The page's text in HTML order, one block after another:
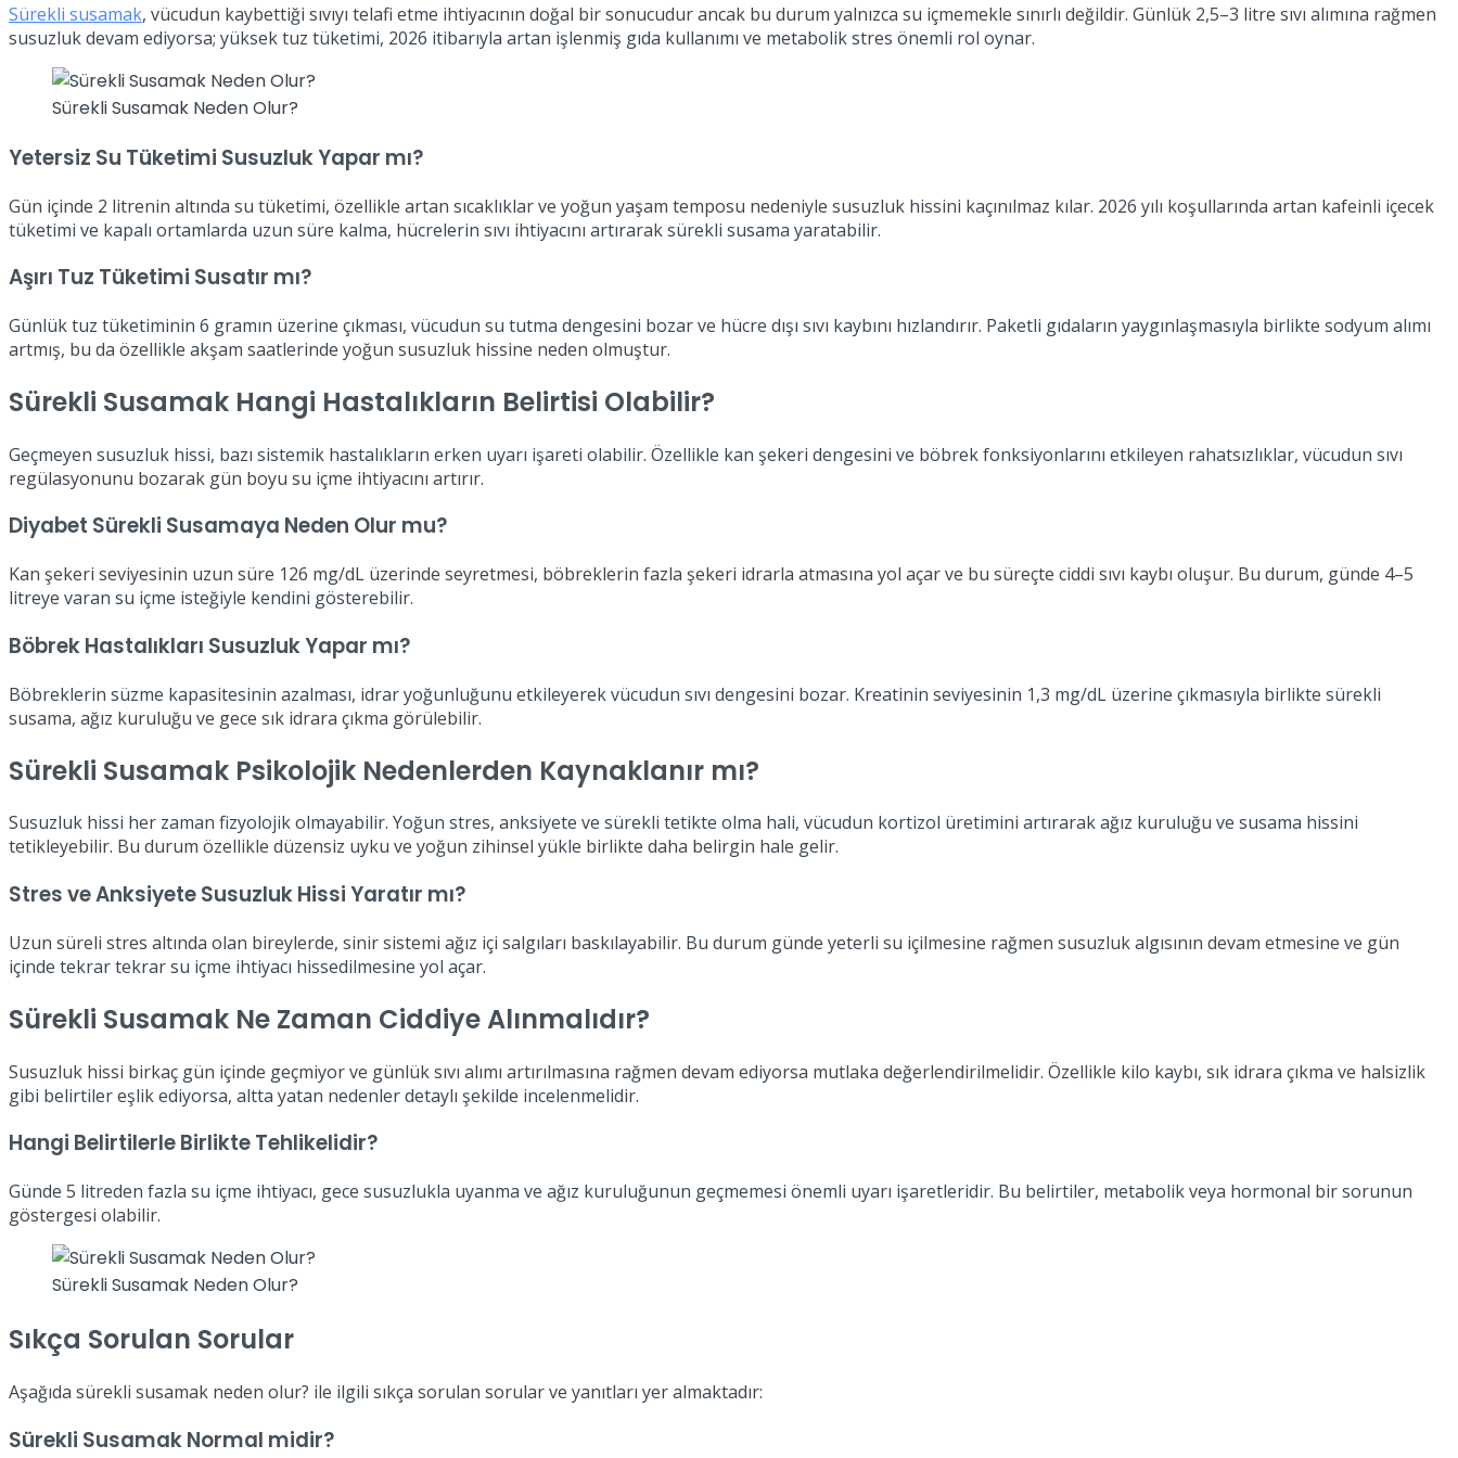
Sürekli susamak, vücudun kaybettiği sıvıyı telafi etme ihtiyacının doğal bir sonucudur ancak bu durum yalnızca su içmemekle sınırlı değildir. Günlük 2,5–3 litre sıvı alımına rağmen
susuzluk devam ediyorsa; yüksek tuz tüketimi, 2026 itibarıyla artan işlenmiş gıda kullanımı ve metabolik stres önemli rol oynar.
Sürekli Susamak Neden Olur?
Yetersiz Su Tüketimi Susuzluk Yapar mı?
Gün içinde 2 litrenin altında su tüketimi, özellikle artan sıcaklıklar ve yoğun yaşam temposu nedeniyle susuzluk hissini kaçınılmaz kılar. 2026 yılı koşullarında artan kafeinli içecek
tüketimi ve kapalı ortamlarda uzun süre kalma, hücrelerin sıvı ihtiyacını artırarak sürekli susama yaratabilir.
Aşırı Tuz Tüketimi Susatır mı?
Günlük tuz tüketiminin 6 gramın üzerine çıkması, vücudun su tutma dengesini bozar ve hücre dışı sıvı kaybını hızlandırır. Paketli gıdaların yaygınlaşmasıyla birlikte sodyum alımı
artmış, bu da özellikle akşam saatlerinde yoğun susuzluk hissine neden olmuştur.
Sürekli Susamak Hangi Hastalıkların Belirtisi Olabilir?
Geçmeyen susuzluk hissi, bazı sistemik hastalıkların erken uyarı işareti olabilir. Özellikle kan şekeri dengesini ve böbrek fonksiyonlarını etkileyen rahatsızlıklar, vücudun sıvı
regülasyonunu bozarak gün boyu su içme ihtiyacını artırır.
Diyabet Sürekli Susamaya Neden Olur mu?
Kan şekeri seviyesinin uzun süre 126 mg/dL üzerinde seyretmesi, böbreklerin fazla şekeri idrarla atmasına yol açar ve bu süreçte ciddi sıvı kaybı oluşur. Bu durum, günde 4–5
litreye varan su içme isteğiyle kendini gösterebilir.
Böbrek Hastalıkları Susuzluk Yapar mı?
Böbreklerin süzme kapasitesinin azalması, idrar yoğunluğunu etkileyerek vücudun sıvı dengesini bozar. Kreatinin seviyesinin 1,3 mg/dL üzerine çıkmasıyla birlikte sürekli
susama, ağız kuruluğu ve gece sık idrara çıkma görülebilir.
Sürekli Susamak Psikolojik Nedenlerden Kaynaklanır mı?
Susuzluk hissi her zaman fizyolojik olmayabilir. Yoğun stres, anksiyete ve sürekli tetikte olma hali, vücudun kortizol üretimini artırarak ağız kuruluğu ve susama hissini
tetikleyebilir. Bu durum özellikle düzensiz uyku ve yoğun zihinsel yükle birlikte daha belirgin hale gelir.
Stres ve Anksiyete Susuzluk Hissi Yaratır mı?
Uzun süreli stres altında olan bireylerde, sinir sistemi ağız içi salgıları baskılayabilir. Bu durum günde yeterli su içilmesine rağmen susuzluk algısının devam etmesine ve gün
içinde tekrar tekrar su içme ihtiyacı hissedilmesine yol açar.
Sürekli Susamak Ne Zaman Ciddiye Alınmalıdır?
Susuzluk hissi birkaç gün içinde geçmiyor ve günlük sıvı alımı artırılmasına rağmen devam ediyorsa mutlaka değerlendirilmelidir. Özellikle kilo kaybı, sık idrara çıkma ve halsizlik
gibi belirtiler eşlik ediyorsa, altta yatan nedenler detaylı şekilde incelenmelidir.
Hangi Belirtilerle Birlikte Tehlikelidir?
Günde 5 litreden fazla su içme ihtiyacı, gece susuzlukla uyanma ve ağız kuruluğunun geçmemesi önemli uyarı işaretleridir. Bu belirtiler, metabolik veya hormonal bir sorunun
göstergesi olabilir.
Sürekli Susamak Neden Olur?
Sıkça Sorulan Sorular
Aşağıda sürekli susamak neden olur? ile ilgili sıkça sorulan sorular ve yanıtları yer almaktadır:
Sürekli Susamak Normal midir?